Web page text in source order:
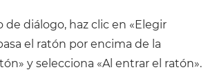
de diálogo, haz clic en «Elegir
el ratón por encima de la
y selecciona «Al entrar el ratón».